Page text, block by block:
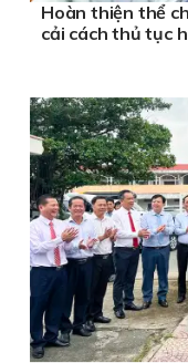
Hoàn thiện thể
cải cách thủ tục